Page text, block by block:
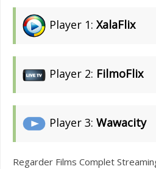
Player 1: XalaFlix
Player 2: FilmoFlix
Player 3: Wawacity
Regarder Films Complet